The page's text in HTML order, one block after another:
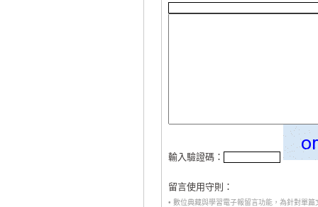
輸入驗證碼：
留言使用守則：
• 數位典藏與學習電子報留言功能，為針對單